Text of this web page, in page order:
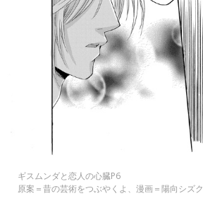
ギスムンダと恋人の心臓P6
原案＝昔の芸術をつぶやくよ、漫画＝陽向シズク